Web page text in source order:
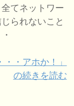
てネットワー
られないこと
・アホか！」
の続きを読む